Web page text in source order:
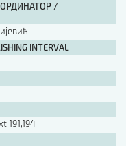
/
INTERVAL
191,194